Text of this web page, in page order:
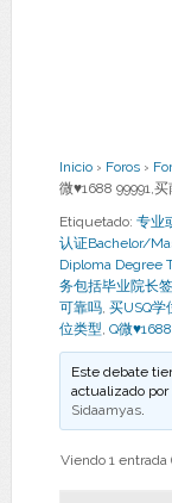
Inicio › Foros ›
微♥1688 99991,
Etiquetado: 专业
认证Bachelor/
Diploma Degree
务包括毕业院长
可靠吗, 买USQ学
位类型, Q微
Este debate
actualizado
Sidaamyas.
Viendo 1 entrada